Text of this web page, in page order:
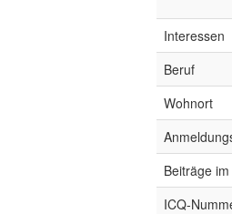
Interessen
Beruf
Wohnort
Beiträge
ICQ-